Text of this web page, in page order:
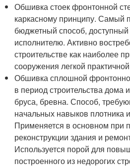
Обшивка стоек фронтонной
каркасному принципу. Самый
бюджетный способ,
исполнителю. Активно
строительстве как наиболее
сооружения легкой
Обшивка сплошной
в период строительства дома
бруса, бревна. Способ,
начальных навыков плотника
Применяется в основном при
реконструкции здания и
Используется порой для
построенного из недорогих